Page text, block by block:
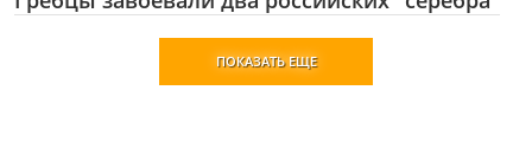
ПОКАЗАТЬ ЕЩЕ